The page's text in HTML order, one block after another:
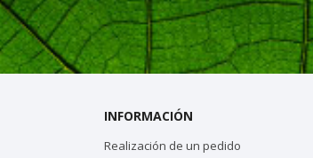
INFORMACIÓN
Realización de un pedido